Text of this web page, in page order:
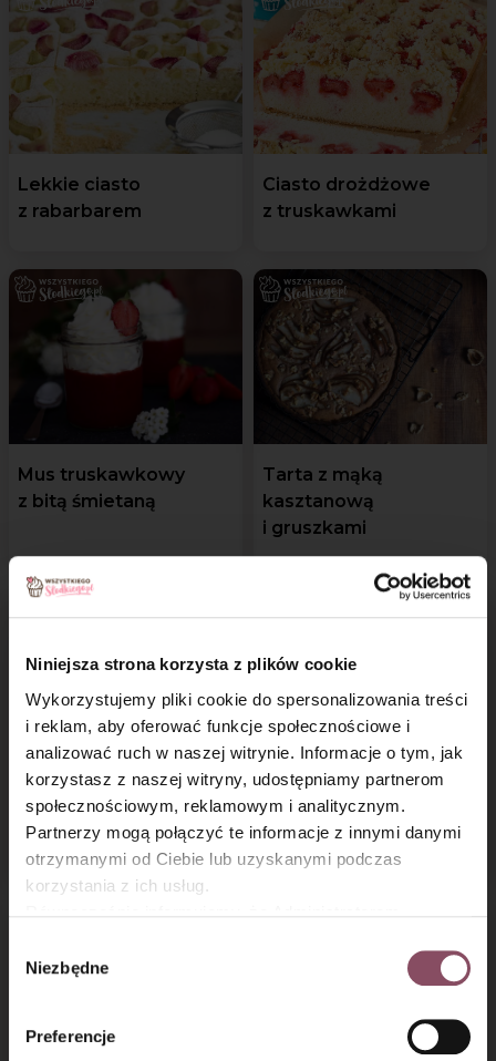
Niniejsza strona korzysta z plików cookie
Wykorzystujemy pliki cookie do spersonalizowania treści
i reklam, aby oferować funkcje społecznościowe i
analizować ruch w naszej witrynie. Informacje o tym, jak
korzystasz z naszej witryny, udostępniamy partnerom
społecznościowym, reklamowym i analitycznym.
Partnerzy mogą połączyć te informacje z innymi danymi
otrzymanymi od Ciebie lub uzyskanymi podczas
korzystania z ich usług.
Gdańsk (80-339) adres: Dickmana 14/15 więcej
informacji o przetwarzaniu danych osobowych oraz
Polityce
prywatności.
zgody
Niezbędne
Preferencje
Lekkie ciasto
z rabarbarem
Ciasto drożdżowe
z truskawkami
Mus truskawkowy
z bitą śmietaną
Tarta z mąką
kasztanową
i gruszkami
Malinowy sernik na
zimno z chrupiącym
spodem
Kruchy placek
z wiśniami i bezową
pianką
×